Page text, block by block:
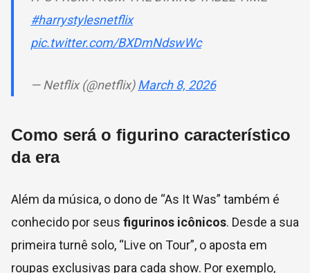
#harrystylesnetflix
pic.twitter.com/BXDmNdswWc
— Netflix (@netflix)March 8, 2026
Como será o figurino característico
da era
Além da música, o dono de “As It Was” também é
conhecido por seus figurinos icônicos. Desde a sua
primeira turnê solo, “Live on Tour”, o aposta em
roupas exclusivas para cada show. Por exemplo,